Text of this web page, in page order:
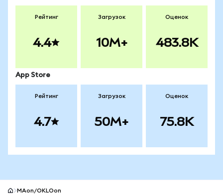
Рейтинг
4.4
Загрузок
10M+
Оценок
483.8K
App Store
Рейтинг
4.7
Загрузок
50M+
Оценок
75.8K
MAon/OKLOon